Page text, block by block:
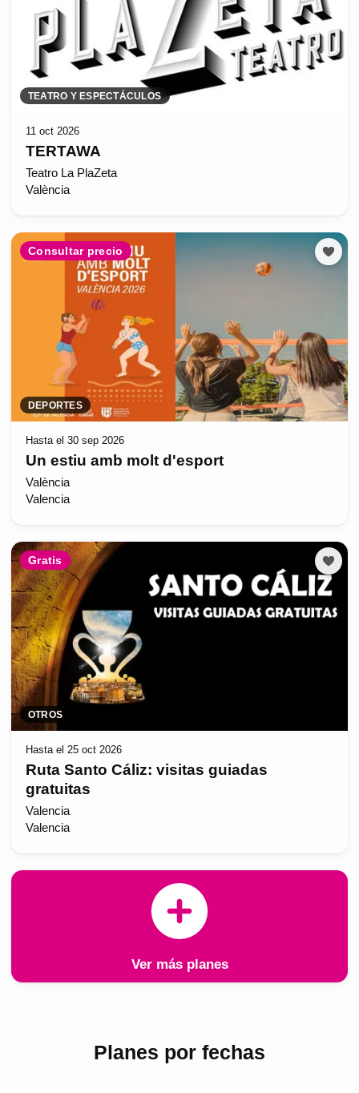
TEATRO Y ESPECTÁCULOS
11 oct 2026
TERTAWA
Teatro La PlaZeta
València
Consultar precio
DEPORTES
Hasta el 30 sep 2026
Un estiu amb molt d'esport
València
Valencia
Gratis
OTROS
Hasta el 25 oct 2026
Ruta Santo Cáliz: visitas guiadas
gratuitas
Valencia
Valencia
Ver más planes
Planes por fechas